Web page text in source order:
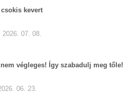
kevert
2026. 07. 08.
végleges! Így szabadulj meg tőle!
06. 23.